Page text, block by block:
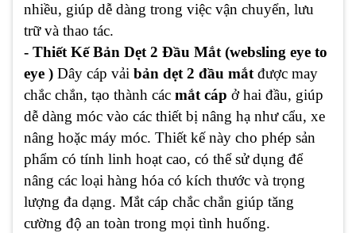
nhiều, giúp dễ dàng trong việc vận chuyển, lưu
trữ và thao tác.
- Thiết Kế Bản Dẹt 2 Đầu Mắt (websling eye to
eye ) Dây cáp vải bản dẹt 2 đầu mắt được may
chắc chắn, tạo thành các mắt cáp ở hai đầu, giúp
dễ dàng móc vào các thiết bị nâng hạ như cẩu, xe
nâng hoặc máy móc. Thiết kế này cho phép sản
phẩm có tính linh hoạt cao, có thể sử dụng để
nâng các loại hàng hóa có kích thước và trọng
lượng đa dạng. Mắt cáp chắc chắn giúp tăng
cường độ an toàn trong mọi tình huống.